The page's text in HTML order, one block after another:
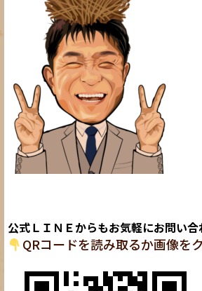
公式ＬＩＮＥからもお気軽にお問い
QRコードを読み取るか画像を